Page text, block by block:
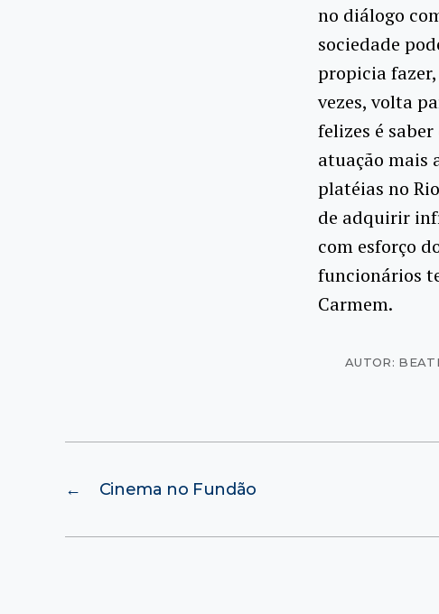
no diálogo
sociedade
propicia
vezes, volta
felizes é
atuação mais
platéias no
de adquirir
com esforço
funcionários
Carmem.
AUTOR:
← Cinema no Fundão